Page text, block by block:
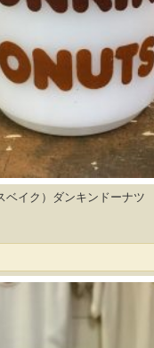
LIFE誌 企業広告切り抜き
ファイヤーキング他
コカコーラ・グッズ
カンパニー・グッズ
喫煙具
服飾小物雑貨
ベイク）ダンキンドーナツ